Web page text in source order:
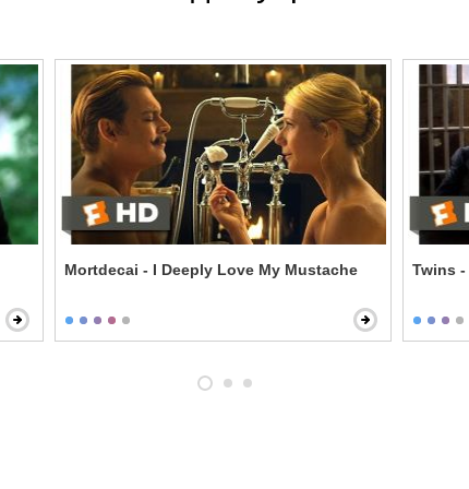
Mortdecai - I Deeply Love My Mustache Twins